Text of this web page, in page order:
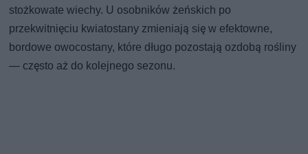
stożkowate wiechy. U osobników żeńskich po
przekwitnięciu kwiatostany zmieniają się w efektowne,
bordowe owocostany, które długo pozostają ozdobą rośliny
— często aż do kolejnego sezonu.